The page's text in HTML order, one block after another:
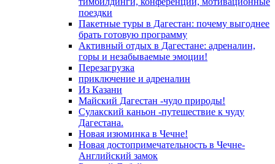
поездки
Пакетные туры в Дагестан: почему выгоднее
брать готовую программу
Активный отдых в Дагестане: адреналин,
горы и незабываемые эмоции!
Перезагрузка
приключение и адреналин
Из Казани
Майский Дагестан -чудо природы!
Сулакский каньон -путешествие к чуду
Дагестана.
Новая изюминка в Чечне!
Новая достопримечательность в Чечне-
Английский замок